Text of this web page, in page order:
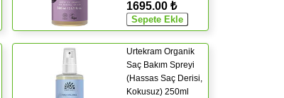
1695.00 ₺
Urtekram Organik
Saç Bakım Spreyi
(Hassas Saç Derisi,
Kokusuz) 250ml